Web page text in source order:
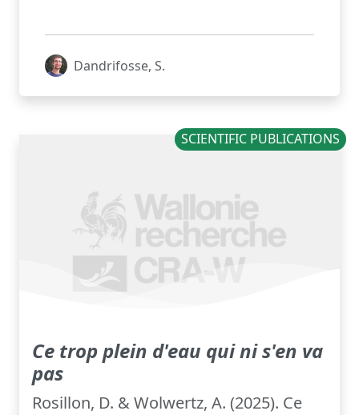
Dandrifosse, S.
SCIENTIFIC PUBLICATIONS
Ce trop plein d'eau qui ni s'en va
pas
Rosillon, D. & Wolwertz, A. (2025). Ce